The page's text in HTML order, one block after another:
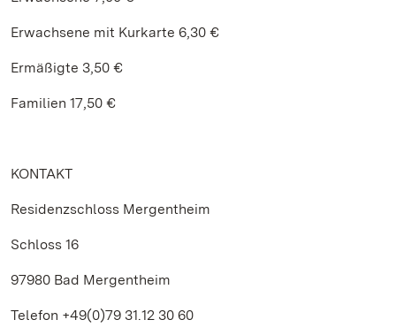
Erwachsene mit Kurkarte 6,30 €
Ermäßigte 3,50 €
Familien 17,50 €
KONTAKT
Residenzschloss Mergentheim
Schloss 16
97980 Bad Mergentheim
Telefon +49(0)79 31.12 30 60